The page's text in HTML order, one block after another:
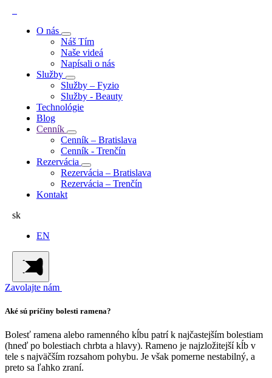
O nás
Náš Tím
Naše videá
Napísali o nás
Služby
Služby – Fyzio
Služby - Beauty
Technológie
Blog
Cenník
Cenník – Bratislava
Cenník - Trenčín
Rezervácia
Rezervácia – Bratislava
Rezervácia – Trenčín
Kontakt
sk
EN
Zavolajte nám
Aké sú príčiny bolesti ramena?
Bolesť ramena alebo ramenného kĺbu patrí k najčastejším bolestiam
(hneď po bolestiach chrbta a hlavy). Rameno je najzložitejší kĺb v
tele s najväčším rozsahom pohybu. Je však pomerne nestabilný, a
preto sa ľahko zraní.